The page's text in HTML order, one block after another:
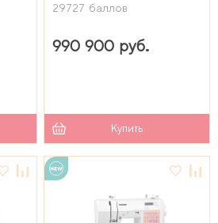
29727 баллов
990 900 руб.
Купить